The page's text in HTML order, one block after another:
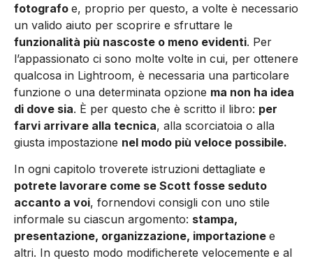
fotografo e, proprio per questo, a volte è necessario
un valido aiuto per scoprire e sfruttare le
funzionalità più nascoste o meno evidenti. Per
l’appassionato ci sono molte volte in cui, per ottenere
qualcosa in Lightroom, è necessaria una particolare
funzione o una determinata opzione ma non ha idea
di dove sia. È per questo che è scritto il libro: per
farvi arrivare alla tecnica, alla scorciatoia o alla
giusta impostazione nel modo più veloce possibile.
In ogni capitolo troverete istruzioni dettagliate e
potrete lavorare come se Scott fosse seduto
accanto a voi, fornendovi consigli con uno stile
informale su ciascun argomento: stampa,
presentazione, organizzazione, importazione e
altri. In questo modo modificherete velocemente e al